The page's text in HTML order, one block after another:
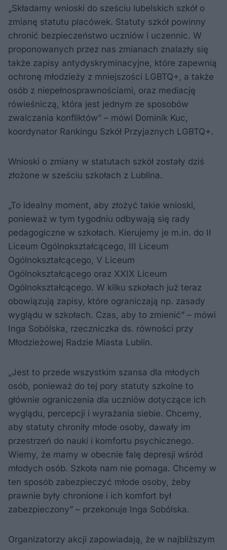
„Składamy wnioski do sześciu lubelskich szkół o
zmianę statutu placówek. Statuty szkół powinny
chronić bezpieczeństwo uczniów i uczennic. W
proponowanych przez nas zmianach znalazły się
także zapisy antydyskryminacyjne, które zapewnią
ochronę młodzieży z mniejszości LGBTQ+, a także
osób z niepełnosprawnościami, oraz mediację
rówieśniczą, która jest jednym ze sposobów
zwalczania konfliktów” – mówi Dominik Kuc,
koordynator Rankingu Szkół Przyjaznych LGBTQ+.
Wnioski o zmiany w statutach szkół zostały dziś
złożone w sześciu szkołach z Lublina.
„To idealny moment, aby złożyć takie wnioski,
ponieważ w tym tygodniu odbywają się rady
pedagogiczne w szkołach. Kierujemy je m.in. do II
Liceum Ogólnokształcącego, III Liceum
Ogólnokształcącego, V Liceum
Ogólnokształcącego oraz XXIX Liceum
Ogólnokształcącego. W kilku szkołach już teraz
obowiązują zapisy, które ograniczają np. zasady
wyglądu w szkołach. Czas, aby to zmienić” – mówi
Inga Sobólska, rzeczniczka ds. równości przy
Młodzieżowej Radzie Miasta Lublin.
„Jest to przede wszystkim szansa dla młodych
osób, ponieważ do tej pory statuty szkolne to
głównie ograniczenia dla uczniów dotyczące ich
wyglądu, percepcji i wyrażania siebie. Chcemy,
aby statuty chroniły młode osoby, dawały im
przestrzeń do nauki i komfortu psychicznego.
Wiemy, że mamy w obecnie falę depresji wśród
młodych osób. Szkoła nam nie pomaga. Chcemy w
ten sposób zabezpieczyć młode osoby, żeby
prawnie były chronione i ich komfort był
zabezpieczony” – przekonuje Inga Sobólska.
Organizatorzy akcji zapowiadają, że w najbliższym